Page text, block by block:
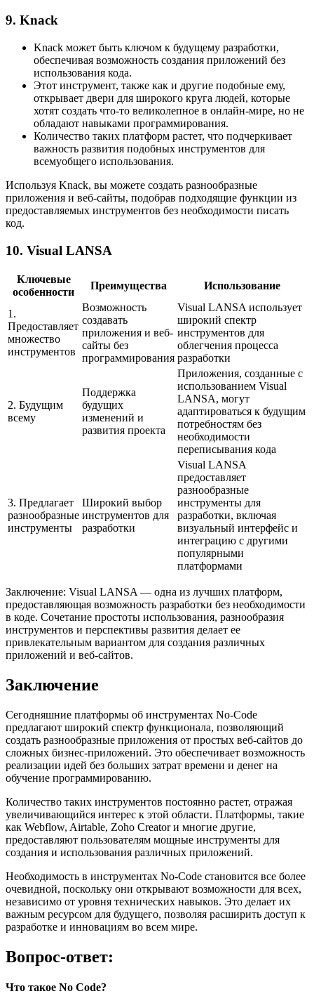
9. Knack
Knack может быть ключом к будущему разработки,
обеспечивая возможность создания приложений без
использования кода.
Этот инструмент, также как и другие подобные ему,
открывает двери для широкого круга людей, которые
хотят создать что-то великолепное в онлайн-мире, но не
обладают навыками программирования.
Количество таких платформ растет, что подчеркивает
важность развития подобных инструментов для
всемуобщего использования.
Используя Knack, вы можете создать разнообразные
приложения и веб-сайты, подобрав подходящие функции из
предоставляемых инструментов без необходимости писать
код.
10. Visual LANSA
Ключевые
особенности
Преимущества Использование
1.
Предоставляет
множество
инструментов
Возможность
создавать
приложения и веб-
сайты без
программирования
Visual LANSA использует
широкий спектр
инструментов для
облегчения процесса
разработки
2. Будущим
всему
Поддержка
будущих
изменений и
развития проекта
Приложения, созданные с
использованием Visual
LANSA, могут
адаптироваться к будущим
потребностям без
необходимости
переписывания кода
3. Предлагает
разнообразные
инструменты
Широкий выбор
инструментов для
разработки
Visual LANSA
предоставляет
разнообразные
инструменты для
разработки, включая
визуальный интерфейс и
интеграцию с другими
популярными
платформами
Заключение: Visual LANSA — одна из лучших платформ,
предоставляющая возможность разработки без необходимости
в коде. Сочетание простоты использования, разнообразия
инструментов и перспективы развития делает ее
привлекательным вариантом для создания различных
приложений и веб-сайтов.
Заключение
Сегодняшние платформы об инструментах No-Code
предлагают широкий спектр функционала, позволяющий
создать разнообразные приложения от простых веб-сайтов до
сложных бизнес-приложений. Это обеспечивает возможность
реализации идей без больших затрат времени и денег на
обучение программированию.
Количество таких инструментов постоянно растет, отражая
увеличивающийся интерес к этой области. Платформы, такие
как Webflow, Airtable, Zoho Creator и многие другие,
предоставляют пользователям мощные инструменты для
создания и использования различных приложений.
Необходимость в инструментах No-Code становится все более
очевидной, поскольку они открывают возможности для всех,
независимо от уровня технических навыков. Это делает их
важным ресурсом для будущего, позволяя расширить доступ к
разработке и инновациям во всем мире.
Вопрос-ответ:
Что такое No Code?